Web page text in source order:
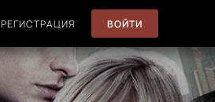
РЕГИСТРАЦИЯ ВОЙТИ